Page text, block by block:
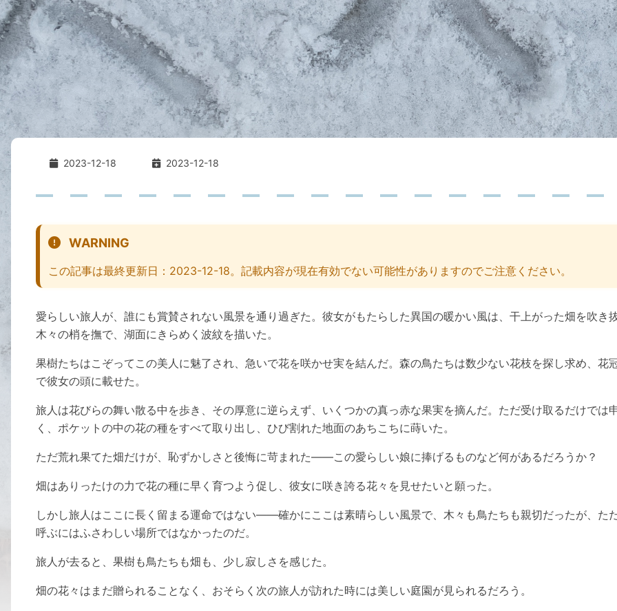
2023-12-18 2023-12-18
WARNING
この記事は最終更新日：2023-12-18。記載内容が現在有効でない可能性がありますのでご注意ください。
愛らしい旅人が、誰にも賞賛されない風景を通り過ぎた。彼女がもたらした異国の暖かい風は、干上がった畑を吹き
木々の梢を撫で、湖面にきらめく波紋を描いた。
果樹たちはこぞってこの美人に魅了され、急いで花を咲かせ実を結んだ。森の鳥たちは数少ない花枝を探し求め、花
で彼女の頭に載せた。
旅人は花びらの舞い散る中を歩き、その厚意に逆らえず、いくつかの真っ赤な果実を摘んだ。ただ受け取るだけでは
く、ポケットの中の花の種をすべて取り出し、ひび割れた地面のあちこちに蒔いた。
ただ荒れ果てた畑だけが、恥ずかしさと後悔に苛まれた――この愛らしい娘に捧げるものなど何があるだろうか？
畑はありったけの力で花の種に早く育つよう促し、彼女に咲き誇る花々を見せたいと願った。
しかし旅人はここに長く留まる運命ではない――確かにここは素晴らしい風景で、木々も鳥たちも親切だったが、た
呼ぶにはふさわしい場所ではなかったのだ。
旅人が去ると、果樹も鳥たちも畑も、少し寂しさを感じた。
畑の花々はまだ贈られることなく、おそらく次の旅人が訪れた時には美しい庭園が見られるだろう。